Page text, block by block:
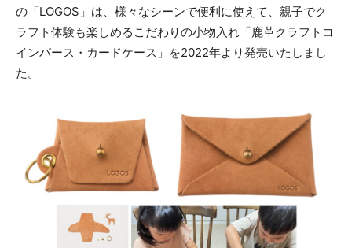
の「LOGOS」は、様々なシーンで便利に使えて、親子でク
ラフト体験も楽しめるこだわりの小物入れ「鹿革クラフトコ
インパース・カードケース」を2022年より発売いたしまし
た。